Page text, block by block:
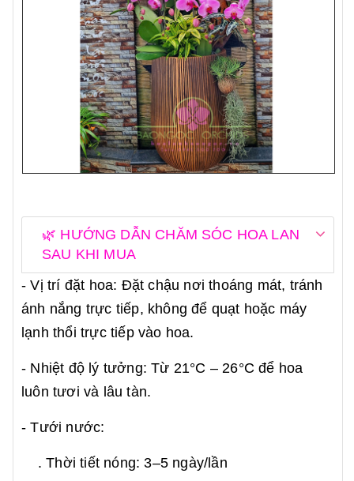
🌿 HƯỚNG DẪN CHĂM SÓC HOA LAN
SAU KHI MUA
- Vị trí đặt hoa: Đặt chậu nơi thoáng mát, tránh
ánh nắng trực tiếp, không để quạt hoặc máy
lạnh thổi trực tiếp vào hoa.
- Nhiệt độ lý tưởng: Từ 21°C – 26°C để hoa
luôn tươi và lâu tàn.
- Tưới nước:
. Thời tiết nóng: 3–5 ngày/lần